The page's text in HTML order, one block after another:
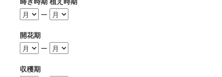
ー
開花期
ー
収穫期